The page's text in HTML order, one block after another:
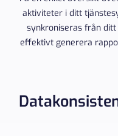
aktiviteter i ditt
synkroniseras från
effektivt generera